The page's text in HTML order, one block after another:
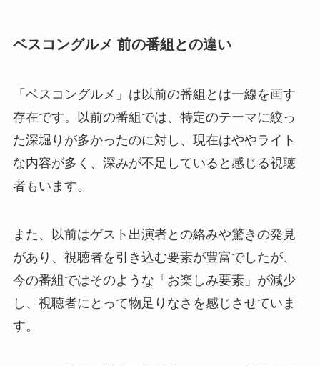
ベスコングルメ 前の番組との違い
「ベスコングルメ」は以前の番組とは一線を画す
存在です。以前の番組では、特定のテーマに絞っ
た深堀りが多かったのに対し、現在はややライト
な内容が多く、深みが不足していると感じる視聴
者もいます。
また、以前はゲスト出演者との絡みや驚きの発見
があり、視聴者を引き込む要素が豊富でしたが、
今の番組ではそのような「お楽しみ要素」が減少
し、視聴者にとって物足りなさを感じさせていま
す。